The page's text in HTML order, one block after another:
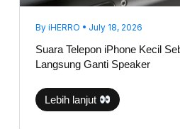
By iHERRO • July 18, 2026
Suara Telepon iPhone Kecil
Langsung Ganti Speaker
Lebih lanjut